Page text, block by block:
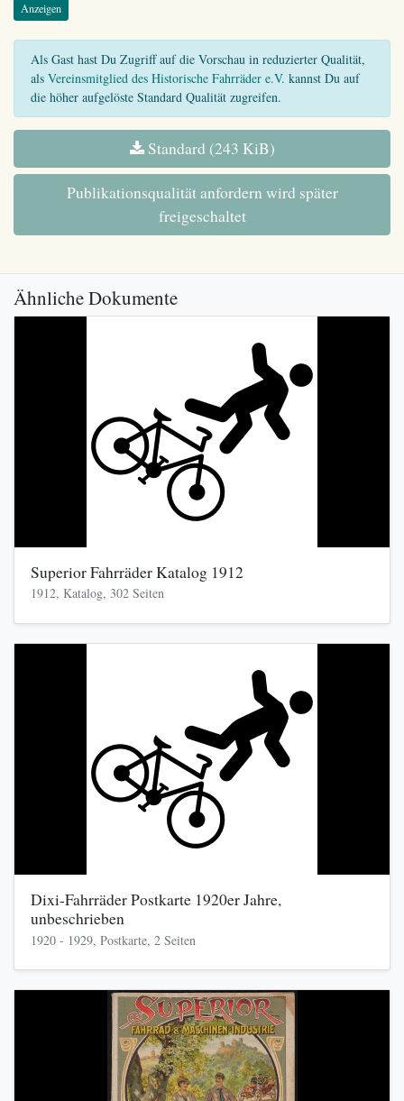
Anzeigen
Als Gast hast Du Zugriff auf die Vorschau in reduzierter Qualität,
als Vereinsmitglied des Historische Fahrräder e.V. kannst Du auf
die höher aufgelöste Standard Qualität zugreifen.
Standard (243 KiB)
Publikationsqualität anfordern wird später
freigeschaltet
Ähnliche Dokumente
Superior Fahrräder Katalog 1912
1912, Katalog, 302 Seiten
Dixi-Fahrräder Postkarte 1920er Jahre,
unbeschrieben
1920 - 1929, Postkarte, 2 Seiten